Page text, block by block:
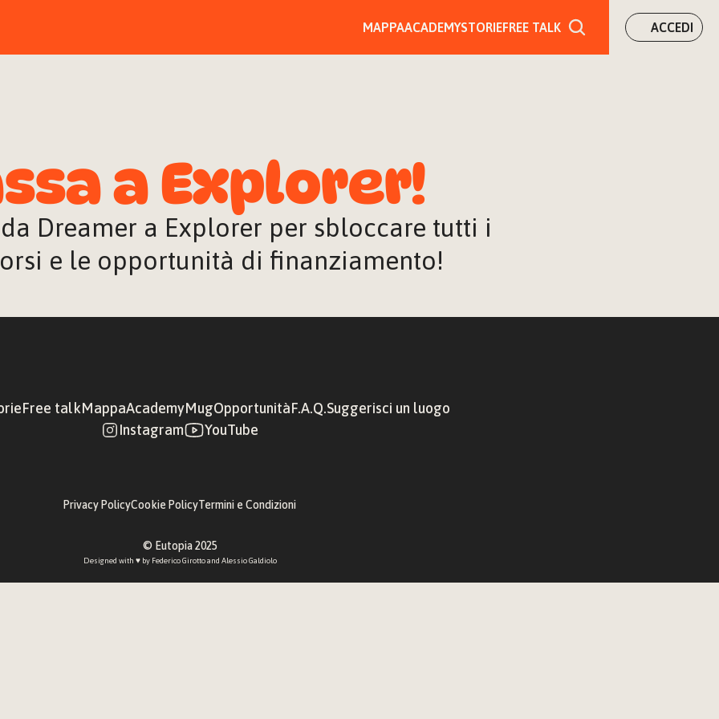
MAPPAACADEMYSTORIEFREE TALK ACCEDI
a Explorer!
Dreamer a Explorer per sbloccare tutti i
e le opportunità di finanziamento!
Free talkMappaAcademyMugOpportunitàF.A.Q.Suggerisci un luogo
Instagram
YouTube
Privacy PolicyCookie PolicyTermini e Condizioni
© Eutopia 2025
Designed with ♥︎ by Federico Girotto and Alessio Galdiolo